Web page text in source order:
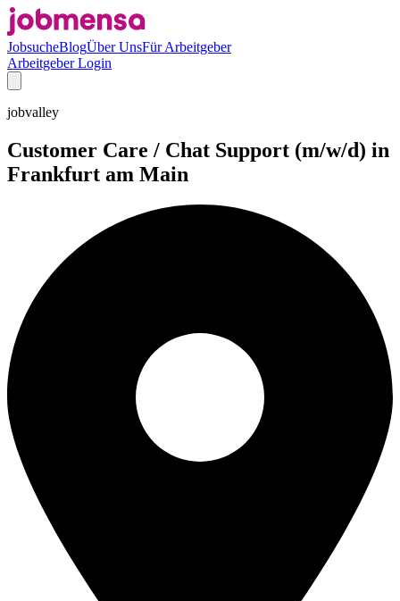
JobsucheBlogÜber UnsFür Arbeitgeber
Arbeitgeber Login
jobvalley
Customer Care / Chat Support (m/w/d) in
Frankfurt am Main